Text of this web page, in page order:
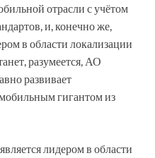
отрасли с учётом
и, конечно же,
в области локализации
разумеется, АО
развивает
гигантом из
лидером в области